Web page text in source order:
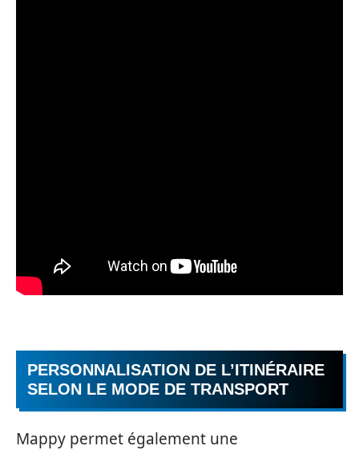
PERSONNALISATION DE L’ITINÉRAIRE
SELON LE MODE DE TRANSPORT
Mappy permet également une